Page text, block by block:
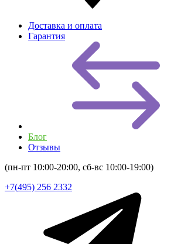
Доставка и оплата
Гарантия
Блог
Отзывы
(пн-пт 10:00-20:00, сб-вс 10:00-19:00)
+7(495) 256 2332